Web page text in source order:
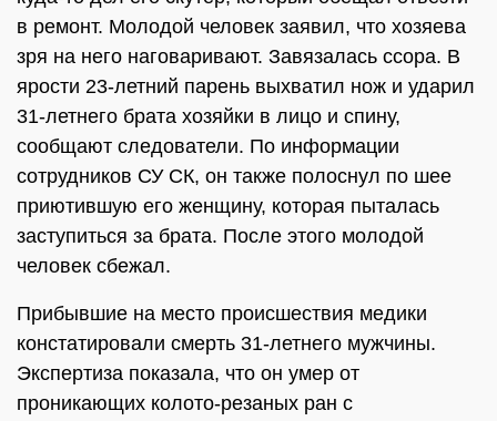
в ремонт. Молодой человек заявил, что хозяева
зря на него наговаривают. Завязалась ссора. В
ярости 23-летний парень выхватил нож и ударил
31-летнего брата хозяйки в лицо и спину,
сообщают следователи. По информации
сотрудников СУ СК, он также полоснул по шее
приютившую его женщину, которая пыталась
заступиться за брата. После этого молодой
человек сбежал.
Прибывшие на место происшествия медики
констатировали смерть 31-летнего мужчины.
Экспертиза показала, что он умер от
проникающих колото-резаных ран с